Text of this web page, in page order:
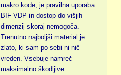
makro kode, je pravilna uporaba
BIF VDP in dostop do višjih
dimenzij skoraj nemogoča.
Trenutno najboljši material je
zlato, ki sam po sebi ni nič
vreden. Vsebuje namreč
maksimalno škodljive